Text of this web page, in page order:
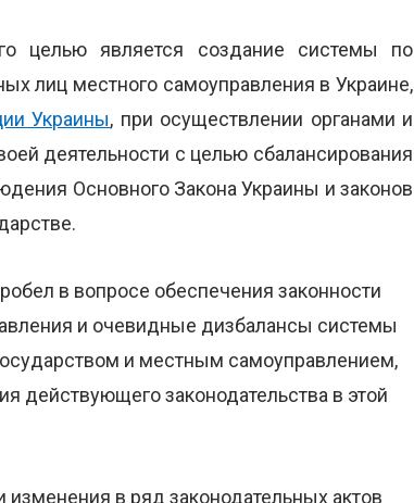
целью является создание системы по
лиц местного самоуправления в Украине,
Украины, при осуществлении органами и
деятельности с целью сбалансирования
Основного Закона Украины и законов
в вопросе обеспечения законности
и очевидные дизбалансы системы
и местным самоуправлением,
действующего законодательства в этой
изменения в ряд законодательных актов